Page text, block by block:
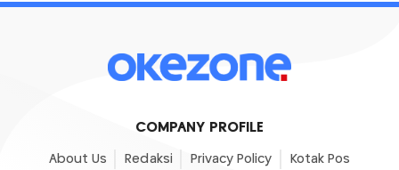
COMPANY PROFILE
About Us Redaksi Privacy Policy Kotak Pos